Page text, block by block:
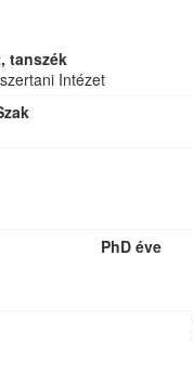
tanszék
Intézet
PhD éve